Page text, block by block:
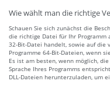
Wie wählt man die richtige
Schauen Sie sich zunächst die
die richtige Datei für Ihr Programm
32-Bit-Datei handelt, sowie auf die
Programme 64-Bit-Dateien, wenn
Es ist am besten, wenn möglich,
Sprache Ihres Programms
DLL-Dateien herunterzuladen, um